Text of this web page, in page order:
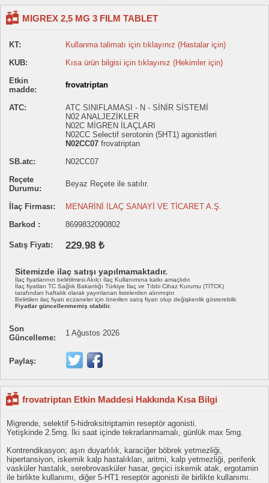
MIGREX 2,5 MG 3 FILM TABLET
KT:
Kullanma talimatı için tıklayınız (Hastalar için)
KUB:
Kısa ürün bilgisi için tıklayınız (Hekimler için)
Etkin
madde:
frovatriptan
ATC:
ATC SINIFLAMASI - N - SİNİR SİSTEMİ
N02 ANALJEZİKLER
N02C MİGREN İLAÇLARI
N02CC Selectif serotonin (5HT1) agonistleri
N02CC07 frovatriptan
SB.atc:
N02CC07
Reçete
Durumu:
Beyaz Reçete ile satılır.
İlaç Firması:
MENARİNİ İLAÇ SANAYİ VE TİCARET A.Ş.
Barkod :
8699832090802
Satış Fiyatı: 229.98 ₺
Sitemizde ilaç satışı yapılmamaktadır.
İlaç fiyatlarının belirtilmesi Akılcı İlaç Kullanımına katkı amaçlıdır.
İlaç fiyatları TC Sağlık Bakanlığı Türkiye İlaç ve Tıbbi Cihaz Kurumu (TİTCK)
tarafından haftalık olarak yayınlanan listelerden alınmıştır.
Belirtilen ilaç fiyatı eczaneler için önerilen satış fiyatı olup değişkenlik gösterebilir.
Fiyatlar güncellenmemiş olabilir.
Son
Güncelleme:
1 Ağustos 2026
Paylaş:
frovatriptan Etkin Maddesi Hakkında Kısa Bilgi
Migrende, selektif 5-hidroksitriptamin reseptör agonisti.
Yetişkinde 2.5mg. İki saat içinde tekrarlanmamalı, günlük max 5mg.
Kontrendikasyon; aşırı duyarlılık, karaciğer böbrek yetmezliği,
hipertansiyon, iskemik kalp hastalıkları, aritmi, kalp yetmezliği, periferik
vasküler hastalık, serebrovasküler hasar, geçici iskemik atak, ergotamin
ile birlikte kullanımı, diğer 5-HT1 reseptör agonisti ile birlikte kullanımı.